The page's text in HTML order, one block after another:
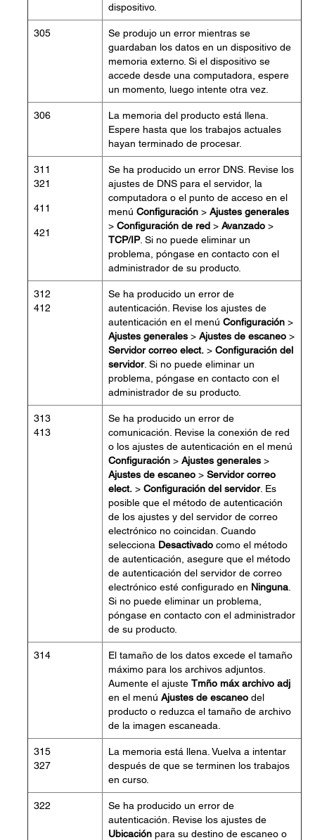
dispositivo.
305
Se produjo un error mientras se
guardaban los datos en un dispositivo de
memoria externo. Si el dispositivo se
accede desde una computadora, espere
un momento, luego intente otra vez.
306
La memoria del producto está llena.
Espere hasta que los trabajos actuales
hayan terminado de procesar.
311
321
411
421
Se ha producido un error DNS. Revise los
ajustes de DNS para el servidor, la
computadora o el punto de acceso en el
menú Configuración > Ajustes generales
> Configuración de red > Avanzado >
TCP/IP. Si no puede eliminar un
problema, póngase en contacto con el
administrador de su producto.
312
412
Se ha producido un error de
autenticación. Revise los ajustes de
autenticación en el menú Configuración >
Ajustes generales > Ajustes de escaneo >
Servidor correo elect. > Configuración del
servidor. Si no puede eliminar un
problema, póngase en contacto con el
administrador de su producto.
313
413
Se ha producido un error de
comunicación. Revise la conexión de red
o los ajustes de autenticación en el menú
Configuración > Ajustes generales >
Ajustes de escaneo > Servidor correo
elect. > Configuración del servidor. Es
posible que el método de autenticación
de los ajustes y del servidor de correo
electrónico no coincidan. Cuando
selecciona Desactivado como el método
de autenticación, asegure que el método
de autenticación del servidor de correo
electrónico esté configurado en Ninguna
Si no puede eliminar un problema,
póngase en contacto con el administrador
de su producto.
314
El tamaño de los datos excede el tamaño
máximo para los archivos adjuntos.
Aumente el ajuste Tmño máx archivo adj
en el menú Ajustes de escaneo del
producto o reduzca el tamaño de archivo
de la imagen escaneada.
315
327
La memoria está llena. Vuelva a intentar
después de que se terminen los trabajos
en curso.
322
Se ha producido un error de
autenticación. Revise los ajustes de
Ubicación para su destino de escaneo o